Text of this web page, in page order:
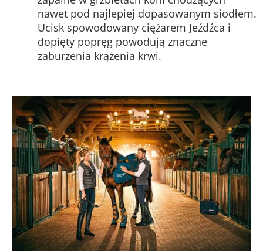
nawet pod najlepiej dopasowanym siodłem.
Ucisk spowodowany ciężarem Jeźdźca i
dopięty popręg powodują znaczne
zaburzenia krążenia krwi.